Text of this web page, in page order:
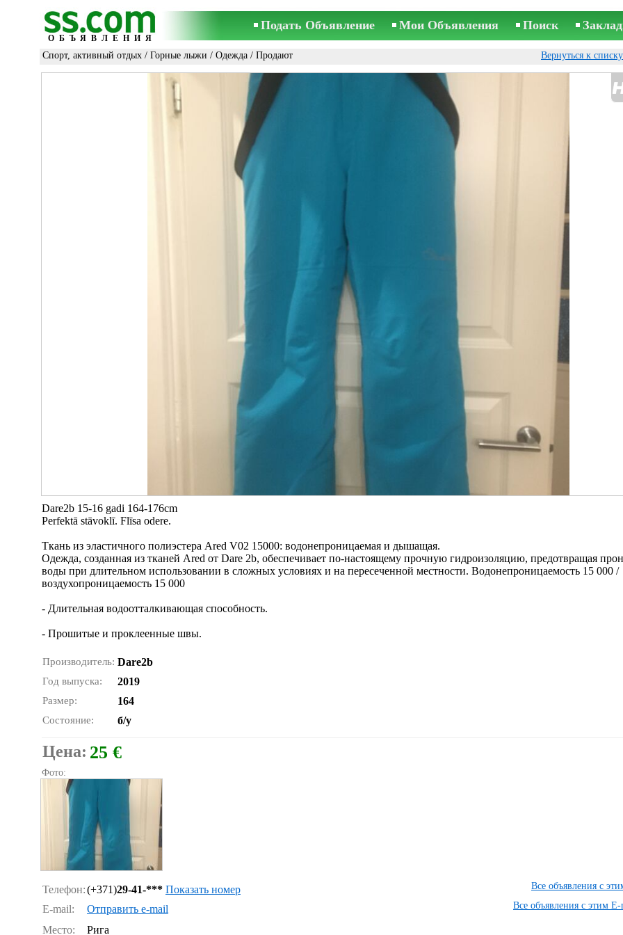
ОБЪЯВЛЕНИЯ
Подать Объявление Мои Объявления Поиск
Спорт, активный отдых / Горные лыжи / Одежда / Продают Вернуться к
Dare2b 15-16 gadi 164-176cm
Perfektā stāvoklī. Flīsa odere.
Ткань из эластичного полиэстера Ared V02 15000: водонепроницаемая и дышащая.
Одежда, созданная из тканей Ared от Dare 2b, обеспечивает по-настоящему прочную гидроизоляцию, предотвращая
воды при длительном использовании в сложных условиях и на пересеченной местности. Водонепроницаемость 15 000 /
воздухопроницаемость 15 000
- Длительная водоотталкивающая способность.
- Прошитые и проклеенные швы.
Производитель: Dare2b
Год выпуска: 2019
Размер: 164
Состояние: б/у
Цена: 25 €
Фото:
Телефон:(+371)29-41-*** Показать номер Все объявления с
E-mail: Отправить e-mail Все объявления с этим
Место: Рига